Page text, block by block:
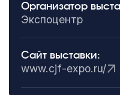
Организатор
Экспоцентр
Сайт выставки:
www.cjf-expo.ru/